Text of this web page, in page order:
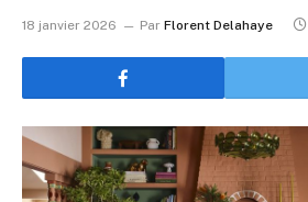
18 janvier 2026 Par Florent Delahaye